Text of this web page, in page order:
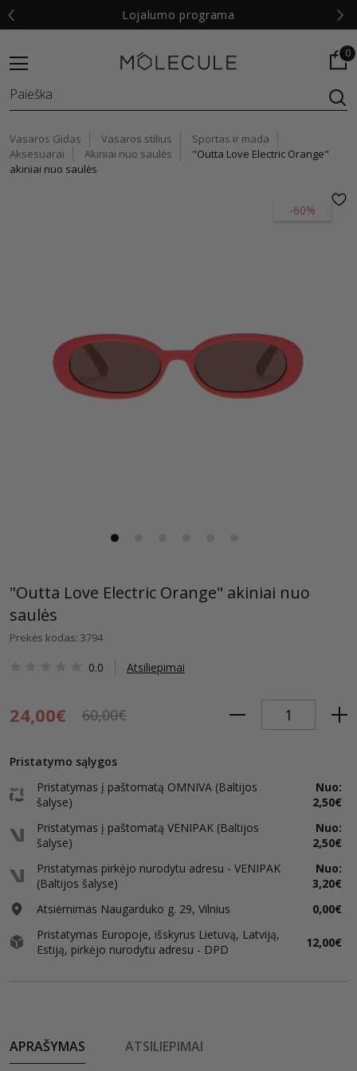
Lojalumo programa
0
Vasaros Gidas Vasaros stilius
Sportas ir mada
Aksesuarai
Akiniai nuo saulės
"Outta Love Electric Orange"
akiniai nuo saulės
-60%
"Outta Love Electric Orange" akiniai nuo
saulės
Prekės kodas: 3794
0.0 Atsiliepimai
24,00€ 60,00€
Pristatymo sąlygos
Pristatymas į paštomatą OMNIVA (Baltijos
šalyse)
Nuo:
2,50€
Pristatymas į paštomatą VENIPAK (Baltijos
šalyse)
Nuo:
2,50€
Pristatymas pirkėjo nurodytu adresu - VENIPAK
(Baltijos šalyse)
Nuo:
3,20€
Atsiėmimas Naugarduko g. 29, Vilnius
0,00€
Pristatymas Europoje, išskyrus Lietuvą, Latviją,
Estiją, pirkėjo nurodytu adresu - DPD
12,00€
APRAŠYMAS ATSILIEPIMAI